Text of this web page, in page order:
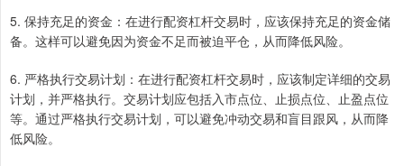
5. 保持充足的资金：在进行配资杠杆交易时，应该保持充足的资金储
备。这样可以避免因为资金不足而被迫平仓，从而降低风险。
6. 严格执行交易计划：在进行配资杠杆交易时，应该制定详细的交易
计划，并严格执行。交易计划应包括入市点位、止损点位、止盈点位
等。通过严格执行交易计划，可以避免冲动交易和盲目跟风，从而降
低风险。